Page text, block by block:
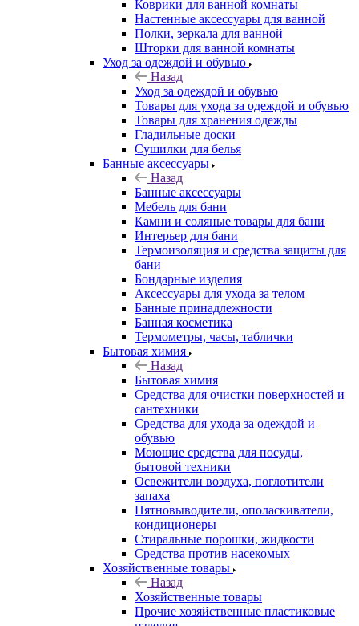
Коврики для ванной комнаты
Настенные аксессуары для ванной
Полки, зеркала для ванной
Шторки для ванной комнаты
Уход за одеждой и обувью
Назад
Уход за одеждой и обувью
Товары для ухода за одеждой и обувью
Товары для хранения одежды
Гладильные доски
Сушилки для белья
Банные аксессуары
Назад
Банные аксессуары
Мебель для бани
Камни и соляные товары для бани
Интерьер для бани
Термоизоляция и средства защиты для
бани
Бондарные изделия
Аксеcсуары для ухода за телом
Банные принадлежности
Банная косметика
Термометры, часы, таблички
Бытовая химия
Назад
Бытовая химия
Средства для очистки поверхностей и
сантехники
Средства для ухода за одеждой и
обувью
Моющие средства для посуды,
бытовой техники
Освежители воздуха, поглотители
запаха
Пятновыводители, ополаскиватели,
кондиционеры
Стиральные порошки, жидкости
Средства против насекомых
Хозяйственные товары
Назад
Хозяйственные товары
Прочие хозяйственные пластиковые